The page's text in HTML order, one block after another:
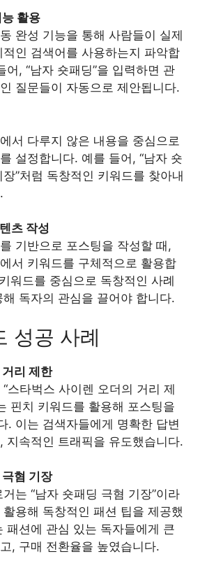
활용
완성 기능을 통해 사람들이 실제
적인 검색어를 사용하는지 파악합
어, “남자 숏패딩”을 입력하면 관
질문들이 자동으로 제안됩니다.
서 다루지 않은 내용을 중심으로
설정합니다. 예를 들어, “남자 숏
”처럼 독창적인 키워드를 찾아내
츠 작성
기반으로 포스팅을 작성할 때,
서 키워드를 구체적으로 활용합
워드를 중심으로 독창적인 사례
해 독자의 관심을 끌어야 합니다.
성공 사례
리 제한
스타벅스 사이렌 오더의 거리 제
핀치 키워드를 활용해 포스팅을
. 이는 검색자들에게 명확한 답변
지속적인 트래픽을 유도했습니다.
혐 기장
는 “남자 숏패딩 극혐 기장”이라
용해 독창적인 패션 팁을 제공했
패션에 관심 있는 독자들에게 큰
, 구매 전환율을 높였습니다.